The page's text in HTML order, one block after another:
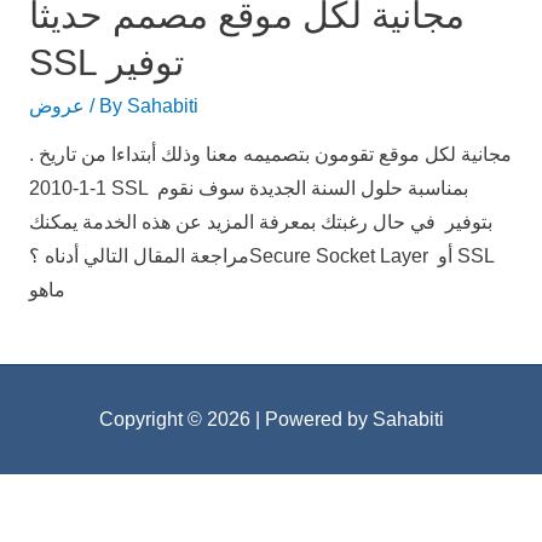
مجانية لكل موقع مصمم حديثا
SSL توفير
عروض / By Sahabiti
. مجانية لكل موقع تقومون بتصميمه معنا وذلك أبتداءا من تاريخ
1-1-2010 SSL بمناسبة حلول السنة الجديدة سوف نقوم
بتوفير في حال رغبتك بمعرفة المزيد عن هذه الخدمة يمكنك
مراجعة المقال التالي أدناه ؟Secure Socket Layer أو SSL
Copyright © 2026 | Powered by Sahabiti